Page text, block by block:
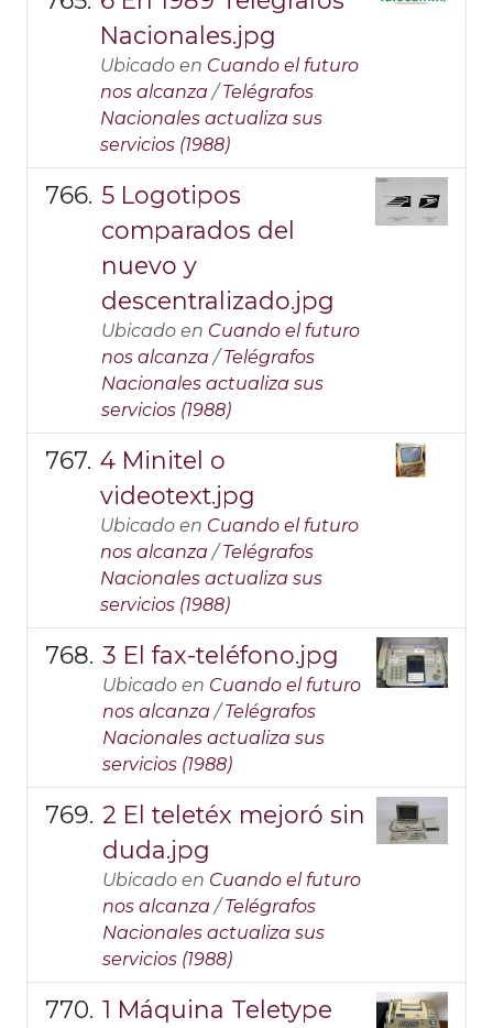
Nacionales.jpg
Ubicado en Cuando el futuro
nos alcanza /Telégrafos
Nacionales actualiza sus
servicios (1988)
5 Logotipos
comparados del
nuevo y
descentralizado.jpg
Ubicado en Cuando el futuro
nos alcanza /Telégrafos
Nacionales actualiza sus
servicios (1988)
4 Minitel o
videotext.jpg
Ubicado en Cuando el futuro
nos alcanza /Telégrafos
Nacionales actualiza sus
servicios (1988)
3 El fax-teléfono.jpg
Ubicado en Cuando el futuro
nos alcanza /Telégrafos
Nacionales actualiza sus
servicios (1988)
2 El teletéx mejoró sin
duda.jpg
Ubicado en Cuando el futuro
nos alcanza /Telégrafos
Nacionales actualiza sus
servicios (1988)
1 Máquina Teletype